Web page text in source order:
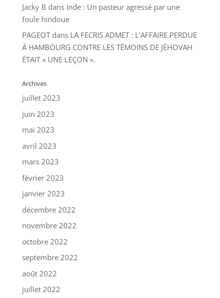
Jacky B dans Inde : Un pasteur agressé par une
foule hindoue
PAGEOTdans LA FECRIS ADMET : L’AFFAIRE PERDUE
À HAMBOURG CONTRE LES TÉMOINS DE JÉHOVAH
ÉTAIT « UNE LEÇON ».
Archives
juillet 2023
juin 2023
mai 2023
avril 2023
mars 2023
février 2023
janvier 2023
décembre 2022
novembre 2022
octobre 2022
septembre 2022
août 2022
juillet 2022